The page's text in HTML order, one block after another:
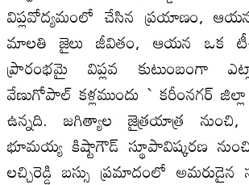
విప్లవోద్యమంలో చేసిన ప్రయాణం,
మాలతి జైలు జీవితం, ఆయన ఒక
ప్రారంభమై విప్లవ కుటుంబంగా
వేణుగోపాల్‌ కళ్లముందు ` కరీంనగర్‌
ఉన్నది. జగిత్యాల జైత్రయాత్ర నుంచి,
భూమయ్య కిష్టాగౌడ్‌ స్థూపావిష్కరణ
లచ్చిరెడ్డి బస్సు ప్రమాదంలో